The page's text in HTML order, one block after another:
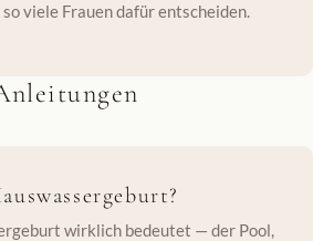
viele Frauen dafür entscheiden.
wirklich bedeutet — der Pool,